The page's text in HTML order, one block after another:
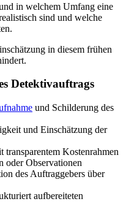
in welchem Umfang eine
sind und welche
in diesem frühen
Detektivauftrags
und Schilderung des
und Einschätzung der
Kostenrahmen
oder Observationen
des Auftraggebers über
aufbereiteten